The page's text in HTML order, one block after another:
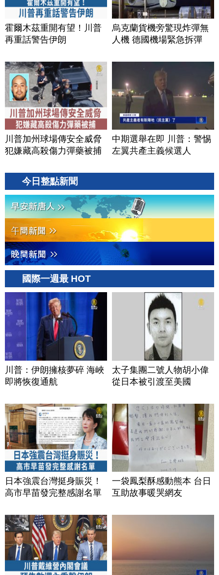
霍爾木茲重開有望！川普
再重話警告伊朗
烏克蘭貨機旁驚現炸彈無
人機 德國機場緊急拆彈
川普加州球場傳安全威脅
犯嫌藏高殺傷力彈藥被捕
中期選舉在即 川普：警惕
左翼共產主義候選人
今日整點新聞
國際一週最 HOT
川普：伊朗擁核夢碎 海峽
即將恢復通航
太子集團二號人物胡小偉
從日本被引渡至美國
日本強震台灣挺身賑災！
高市早苗發完整感謝名單
一袋鳳梨酥感動熊本 台日
互助故事暖哭網友